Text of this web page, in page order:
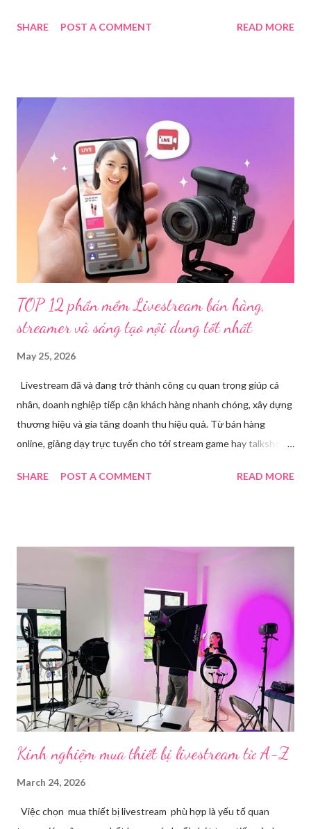
tạm giam đối với Triệu Thị Dung về hành vi truyền bá văn hóa
dụng điện thoại xuất hiện các hoạt động phát trực tiếp nội dung
nhạy cảm, có dấu hiệu vi phạm pháp luật. Ngay sau khi tiếp
nhận, đơn vị đã nhanh chóng tổ chức xác minh, thu thập dữ liệu
để làm rõ. Kết quả điều tra ban đầu xác định, Triệu Thị Dung
(sinh năm 1994), trú tại xã Phủ Thông, tỉnh Thái Nguyên, cùng
một số đối tượng khác đã tham gia tổ chức livestream nội dung
đồi trụy nhằm mục đích thu lợi. Các đối tượng liên quan gồm
SHARE POST A COMMENT READ MORE
TOP 12 phần mềm Livestream bán hàng,
streamer và sáng tạo nội dung tốt nhất
May 25, 2026
Livestream đã và đang trở thành công cụ quan trọng giúp cá
nhân, doanh nghiệp tiếp cận khách hàng nhanh chóng, xây dựng
thương hiệu và gia tăng doanh thu hiệu quả. Từ bán hàng
online, giảng dạy trực tuyến cho tới stream game hay talkshow,
Trong bài viết dưới đây, chúng tôi sẽ giới thiệu chi tiết 12 công
mạng xã hội hoặc website theo thời gian thực. Để thực hiện
chuyên biệt giúp xử lý hình ảnh, âm thanh, hiệu ứng và kết nối ổn
định. Những công cụ hỗ trợ livestream chuyên biệt Hiện nay,
phần mềm Livestream không chỉ phục vụ streamer hay game thủ
mà còn là trợ thủ đắc lực cho nhà bán hàng online, giáo viên,
doanh nghiệp, nhà sáng tạo nội dung. Việc lựa chọn đúng phần
mềm sẽ giúp bu...
SHARE POST A COMMENT READ MORE
Kinh nghiệm mua thiết bị livestream​ từ A-Z
March 24, 2026
Việc chọn mua thiết bị livestream phù hợp là yếu tố quan